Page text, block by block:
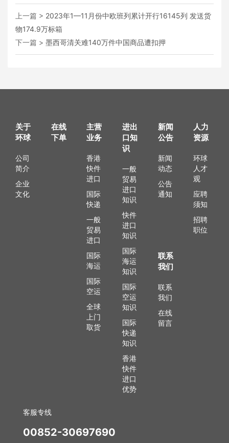
上一篇 > 2023年1—11月份中欧班列累计开行16145列 发送货
物174.9万标箱
下一篇 > 墨西哥清关难140万件中国商品遭扣押
关于
环球
公司
简介
企业
文化
在线
下单
主营
业务
香港
快件
进口
国际
快递
一般
贸易
进口
国际
海运
国际
空运
全球
上门
取货
进出
口知
识
一般
贸易
进口
知识
快件
进口
知识
国际
海运
知识
国际
空运
知识
国际
快递
知识
香港
快件
进口
优势
新闻
公告
新闻
动态
公告
通知
人力
资源
环球
人才
观
应聘
须知
招聘
职位
联系
我们
联系
我们
在线
留言
客服专线
00852-30697690